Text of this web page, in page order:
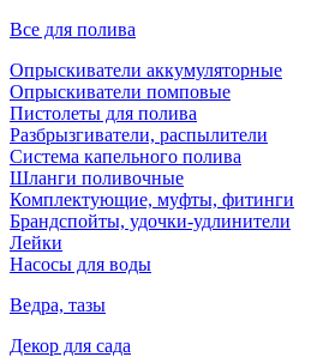
Все для полива
Опрыскиватели аккумуляторные
Опрыскиватели помповые
Пистолеты для полива
Разбрызгиватели, распылители
Система капельного полива
Шланги поливочные
Комплектующие, муфты, фитинги
Брандспойты, удочки-удлинители
Лейки
Насосы для воды
Ведра, тазы
Декор для сада